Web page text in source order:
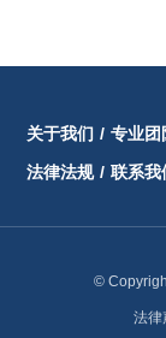
关于我们 / 专业团
法律法规 / 联系我
©
法律